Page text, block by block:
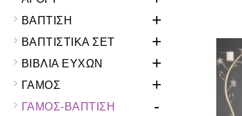
ΒΑΠΤΙΣΗ +
ΒΑΠΤΙΣΤΙΚΑ ΣΕΤ +
ΒΙΒΛΙΑ ΕΥΧΩΝ +
ΓΑΜΟΣ +
ΓΑΜΟΣ-ΒΑΠΤΙΣΗ -